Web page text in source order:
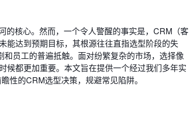
的核心。然而，一个令人警醒的事实是，CRM（客
能达到预期目标，其根源往往直指选型阶段的失
员工的普遍抵触。面对纷繁复杂的市场，选择像
候都更加重要。本文旨在提供一个经过我们多年实
性的CRM选型决策，规避常见陷阱。